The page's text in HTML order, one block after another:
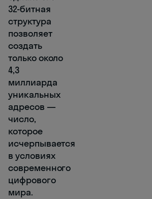
32-битная
структура
позволяет
создать
только около
4,3
миллиарда
уникальных
адресов —
число,
которое
исчерпывается
в условиях
современного
цифрового
мира.